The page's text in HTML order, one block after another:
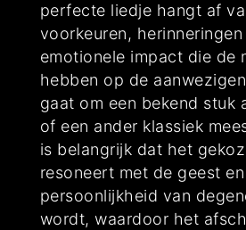
perfecte liedje hangt af
voorkeuren,
emotionele impact die de
hebben op de
gaat om een bekend stuk
of een ander klassiek
is belangrijk dat het
resoneert met de geest en
persoonlijkheid van
wordt, waardoor het